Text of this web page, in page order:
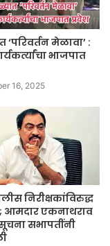
‘परिवर्तन मेळावा’ :
भाजपात
16, 2025
निरीक्षकांविरुद्ध
एकनाथराव
सभापतींनी